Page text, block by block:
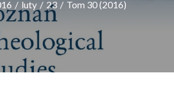
luty 23 Tom 30 (2016)